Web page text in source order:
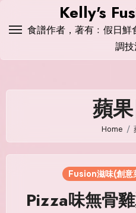
Kelly's
食譜作者，著有﹕假日
調
蘋
Home
Fusion滋味(創意
Pizza味無骨